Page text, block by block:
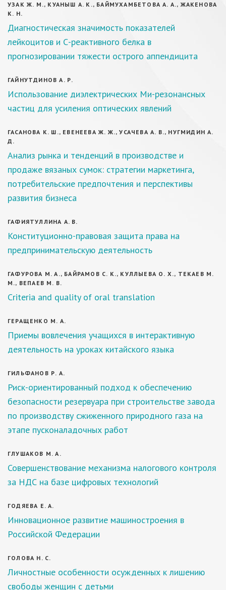
УЗАК Ж. М., КУАНЫШ А. К., БАЙМУХАМБЕТОВА А. А., ЖАКЕНОВА
К. Н.
Диагностическая значимость показателей
лейкоцитов и С-реактивного белка в
прогнозировании тяжести острого аппендицита
ГАЙНУТДИНОВ А. Р.
Использование диэлектрических Ми-резонансных
частиц для усиления оптических явлений
ГАСАНОВА К. Ш., ЕВЕНЕЕВА Ж. Ж., УСАЧЕВА А. В., НУГМИДИН А.
Д.
Анализ рынка и тенденций в производстве и
продаже вязаных сумок: стратегии маркетинга,
потребительские предпочтения и перспективы
развития бизнеса
ГАФИЯТУЛЛИНА А. В.
Конституционно-правовая защита права на
предпринимательскую деятельность
ГАФУРОВА М. А., БАЙРАМОВ С. К., КУЛЛЫЕВА О. Х., ТЕКАЕВ М.
М., ВЕПАЕВ М. В.
Criteria and quality of oral translation
ГЕРАЩЕНКО М. А.
Приемы вовлечения учащихся в интерактивную
деятельность на уроках китайского языка
ГИЛЬФАНОВ Р. А.
Риск-ориентированный подход к обеспечению
безопасности резервуара при строительстве завода
по производству сжиженного природного газа на
этапе пусконаладочных работ
ГЛУШАКОВ М. А.
Совершенствование механизма налогового контроля
за НДС на базе цифровых технологий
ГОДЯЕВА Е. А.
Инновационное развитие машиностроения в
Российской Федерации
ГОЛОВА Н. С.
Личностные особенности осужденных к лишению
свободы женщин с детьми